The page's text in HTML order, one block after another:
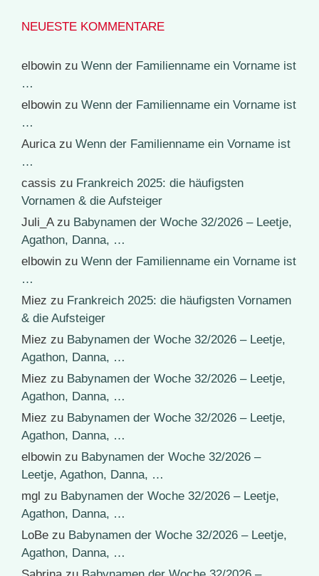
NEUESTE KOMMENTARE
elbowin zu Wenn der Familienname ein Vorname ist
…
elbowin zu Wenn der Familienname ein Vorname ist
…
Aurica zu Wenn der Familienname ein Vorname ist
…
cassis zu Frankreich 2025: die häufigsten
Vornamen & die Aufsteiger
Juli_Azu Babynamen der Woche 32/2026 – Leetje,
Agathon, Danna, …
elbowin zu Wenn der Familienname ein Vorname ist
…
Miez zu Frankreich 2025: die häufigsten Vornamen
& die Aufsteiger
Miez zu Babynamen der Woche 32/2026 – Leetje,
Agathon, Danna, …
Miez zu Babynamen der Woche 32/2026 – Leetje,
Agathon, Danna, …
Miez zu Babynamen der Woche 32/2026 – Leetje,
Agathon, Danna, …
elbowin zu Babynamen der Woche 32/2026 –
Leetje, Agathon, Danna, …
mgl zu Babynamen der Woche 32/2026 – Leetje,
Agathon, Danna, …
LoBe zu Babynamen der Woche 32/2026 – Leetje,
Agathon, Danna, …